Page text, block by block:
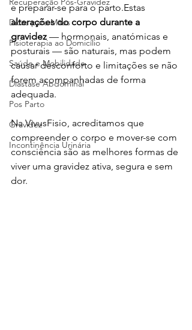
Dicas para Mães
Fisioterapia ao Domicílio
Saúde e Mobilidade
Diástase Abdominal
Pos Parto
Gravidez
Incontinência Urinária
e preparar-se para o parto.Estas
alterações do corpo durante a
gravidez — hormonais, anatómicas e
posturais — são naturais, mas podem
causar desconforto e limitações se não
forem acompanhadas de forma
adequada.
Na VivusFisio, acreditamos que
compreender o corpo e mover-se com
consciência são as melhores formas de
viver uma gravidez ativa, segura e sem
dor.